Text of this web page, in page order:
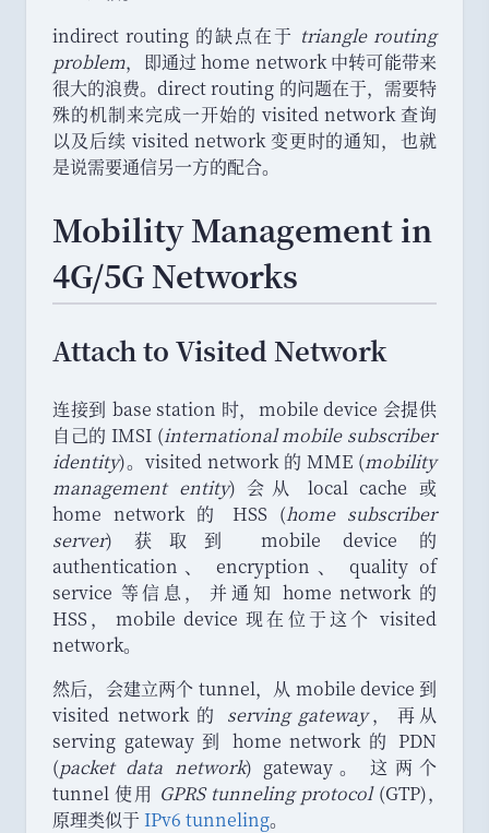
indirect routing 的缺点在于 triangle routing
problem，
即通过 home network 中转可能带来
很大的浪费。 direct routing 的问题在于， 需要特
殊的机制来完成一开始的 visited network 查询
以及后续 visited network 变更时的通知，
也就
是说需要通信另一方的配合。
Mobility Management in
4G/5G Networks
Attach to Visited Network
连接到 base station 时，
mobile device 会提供
自己的 IMSI (international mobile subscriber
identity)。 visited network 的 MME (mobility
management entity) 会从 local cache 或
home network 的 HSS (home subscriber
server) 获取到 mobile device 的
authentication 、 encryption 、
quality of
service 等信息 ，
并通知 home network 的
HSS ，
mobile device 现在位于这个 visited
network。
然后， 会建立两个 tunnel， 从 mobile device 到
visited network 的 serving gateway，
再从
serving gateway 到 home network 的 PDN
(packet data network) gateway。
这两个
tunnel 使用 GPRS tunneling protocol(GTP)，
原理类似于 IPv6 tunneling。